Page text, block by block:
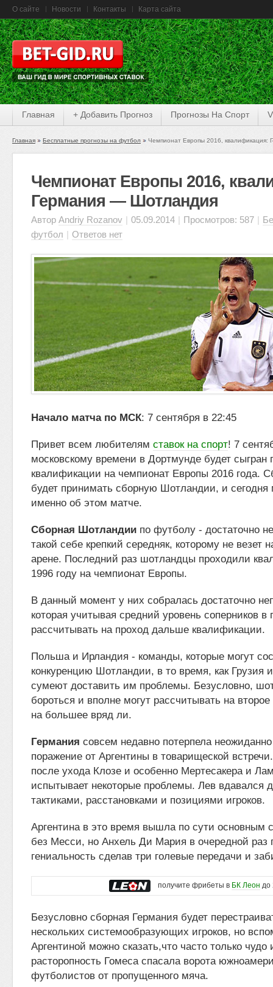
О сайте Новости Контакты Карта сайта
Главная + Добавить Прогноз Прогнозы На Спорт
Главная Бесплатные прогнозы на футбол Чемпионат Европы 2016, квалификация:
Чемпионат Европы 2016,
Германия — Шотландия
Автор Andriy Rozanov | 05.09.2014 | Просмотров: 587 |
футбол | Ответов нет
Начало матча по МСК: 7 сентября в 22:45
Привет всем любителям ставок на спорт! 7
московскому времени в Дортмунде будет сыгран
квалификации на чемпионат Европы 2016 года.
будет принимать сборную Шотландии, и сегодня
именно об этом матче.
Сборная Шотландии по футболу - достаточно
такой себе крепкий середняк, которому не везет
арене. Последний раз шотландцы проходили
1996 году на чемпионат Европы.
В данный момент у них собралась достаточно
которая учитывая средний уровень соперников в
рассчитывать на проход дальше квалификации.
Польша и Ирландия - команды, которые могут
конкуренцию Шотландии, в то время, как Грузия
сумеют доставить им проблемы. Безусловно,
бороться и вполне могут рассчитывать на
на большее вряд ли.
Германия совсем недавно потерпела
поражение от Аргентины в товарищеской
после ухода Клозе и особенно Мертесакера и
испытывает некоторые проблемы. Лев вдавался
тактиками, расстановками и позициями игроков.
Аргентина в это время вышла по сути основным
без Месси, но Анхель Ди Мария в очередной раз
гениальность сделав три голевые передачи и
получите фрибеты в БК Леон до
Безусловно сборная Германия будет
нескольких системообразующих игроков, но
Аргентиной можно сказать,что часто только чудо
расторопность Гомеса спасала ворота
футболистов от пропущенного мяча.